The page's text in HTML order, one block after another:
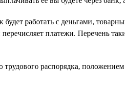
будет работать с деньгами,
платежи. Перечень
распорядка,